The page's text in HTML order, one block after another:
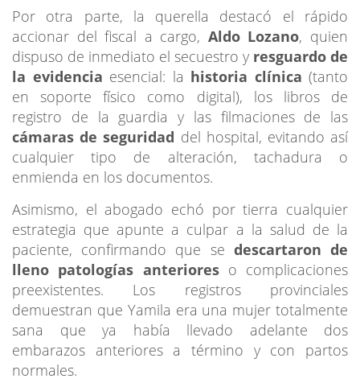
Por otra parte, la querella destacó el rápido
accionar del fiscal a cargo, Aldo Lozano, quien
dispuso de inmediato el secuestro y resguardo de
la evidencia esencial: la historia clínica (tanto
en soporte físico como digital), los libros de
registro de la guardia y las filmaciones de las
cámaras de seguridad del hospital, evitando así
cualquier tipo de alteración, tachadura o
enmienda en los documentos.
Asimismo, el abogado echó por tierra cualquier
estrategia que apunte a culpar a la salud de la
paciente, confirmando que se descartaron de
lleno patologías anterioreso complicaciones
preexistentes. Los registros provinciales
demuestran que Yamila era una mujer totalmente
sana que ya había llevado adelante dos
embarazos anteriores a término y con partos
normales.